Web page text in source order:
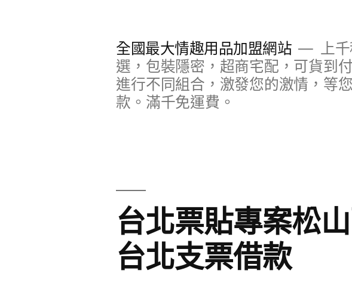
全國最大情趣用品加盟網站
上
選，包裝隱密，超商宅配，可貨到
進行不同組合，激發您的激情，等
款。滿千免運費。
台北票貼專案松
台北支票借款